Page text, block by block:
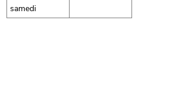
samedi